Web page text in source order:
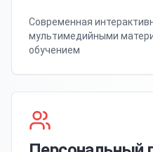
Современная
мультимедийными
обучением